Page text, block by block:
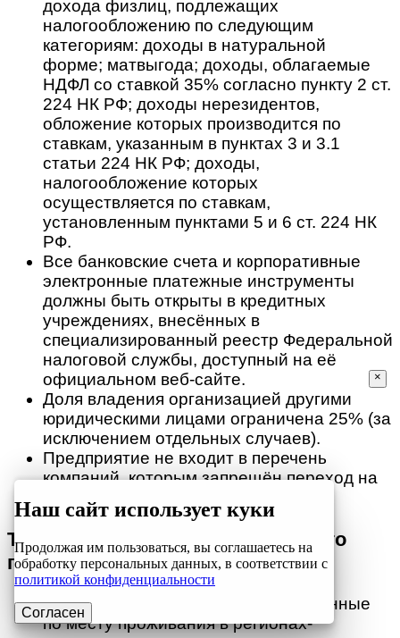
дохода физлиц, подлежащих
налогообложению по следующим
категориям: доходы в натуральной
форме; матвыгода; доходы, облагаемые
НДФЛ со ставкой 35% согласно пункту 2 ст.
224 НК РФ; доходы нерезидентов,
обложение которых производится по
ставкам, указанным в пунктах 3 и 3.1
статьи 224 НК РФ; доходы,
налогообложение которых
осуществляется по ставкам,
установленным пунктами 5 и 6 ст. 224 НК
РФ.
Все банковские счета и корпоративные
электронные платежные инструменты
должны быть открыты в кредитных
учреждениях, внесённых в
специализированный реестр Федеральной
налоговой службы, доступный на её
официальном веб-сайте.
Доля владения организацией другими
юридическими лицами ограничена 25% (за
исключением отдельных случаев).
Предприятие не входит в перечень
компаний, которым запрещён переход на
АУСН.
Требования для индивидуального
предпринимателя:
Предприниматели, зарегистрированные
по месту проживания в регионах-
×
Наш сайт использует куки
Продолжая им пользоваться, вы соглашаетесь на
обработку персональных данных, в соответствии с
политикой конфиденциальности
Согласен